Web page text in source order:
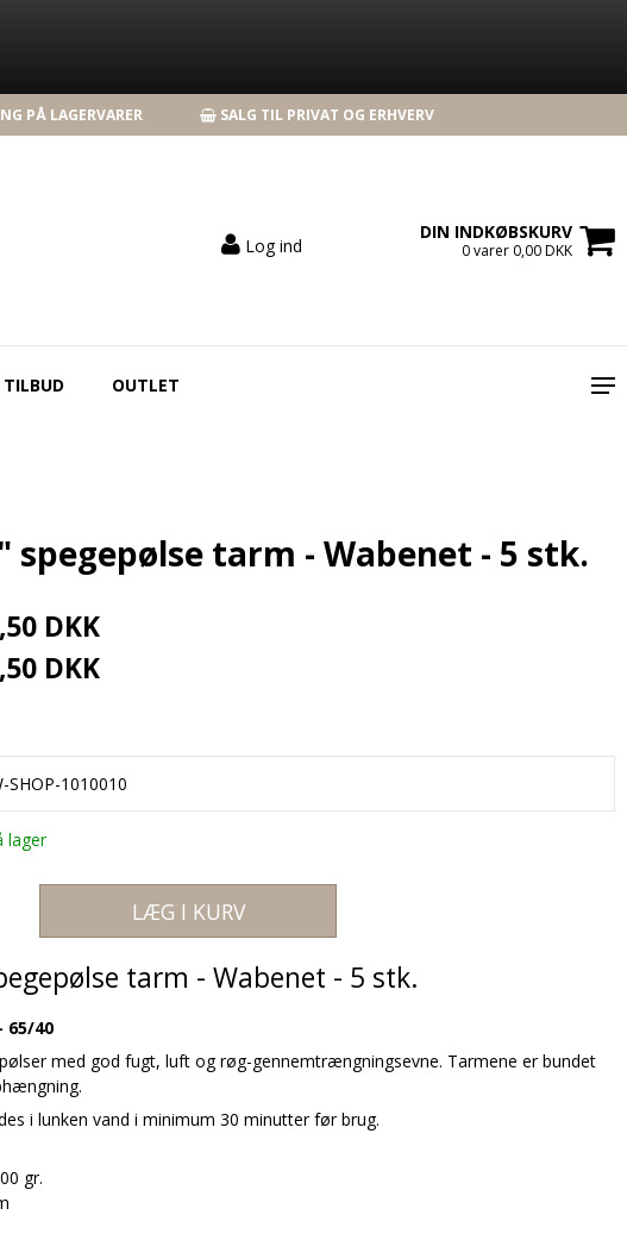
PÅ LAGERVARER SALG TIL PRIVAT OG ERHVERV
Log ind
DIN INDKØBSKURV
0 varer 0,00 DKK
TILBUD OUTLET
spegepølse tarm - Wabenet - 5 stk.
DKK
DKK
SHOP-1010010
lager
LÆG I KURV
tarm - Wabenet - 5 stk.
65/40
med god fugt, luft og røg-gennemtrængningsevne. Tarmene er bundet
i lunken vand i minimum 30 minutter før brug.
gr.